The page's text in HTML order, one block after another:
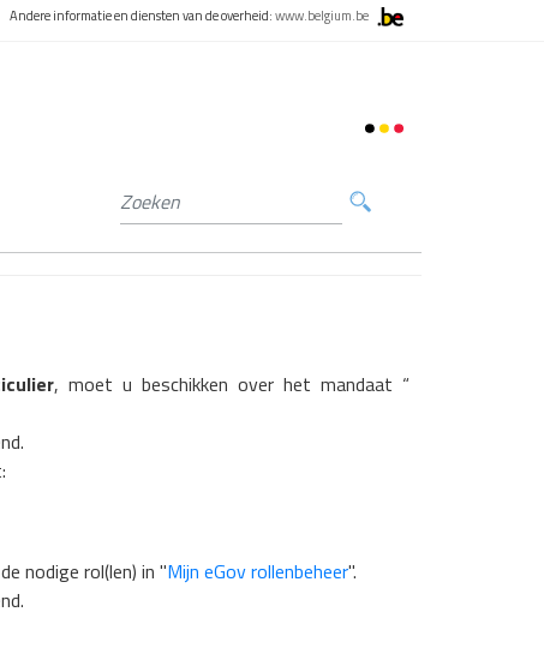
Andere informatie en diensten van de overheid:www.belgium.be
, moet u beschikken over het mandaat “
nodige rol(len) in "Mijn eGov rollenbeheer".